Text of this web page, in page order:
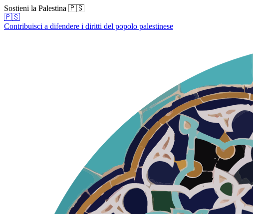
Sostieni la Palestina 🇵🇸
🇵🇸
Contribuisci a difendere i diritti del popolo palestinese